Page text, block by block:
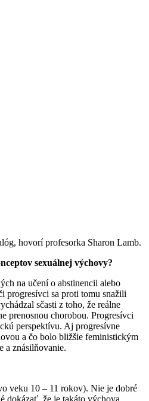
hovorí profesorka Sharon Lamb.
sexuálnej výchovy?
na učení o abstinencii alebo
progresívci sa proti tomu snažili
sčasti z toho, že reálne
prenosnou chorobou. Progresívci
perspektívu. Aj progresívne
a čo bolo bližšie feministickým
a znásilňovanie.
veku 10 – 11 rokov). Nie je dobré
dokázať, že je takáto výchova